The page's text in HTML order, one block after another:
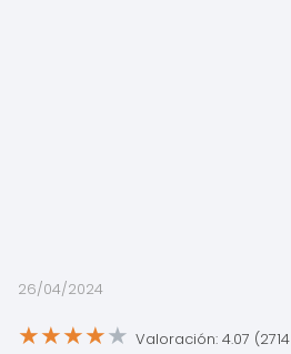
26/04/2024
★★★★★ Valoración: 4.07